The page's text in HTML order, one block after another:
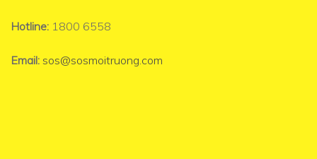
Hotline: 1800 6558
Email: sos@sosmoitruong.com